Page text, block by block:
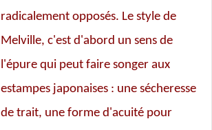
radicalement opposés. Le style de
Melville, c'est d'abord un sens de
l'épure qui peut faire songer aux
estampes japonaises : une sécheresse
de trait, une forme d'acuité pour